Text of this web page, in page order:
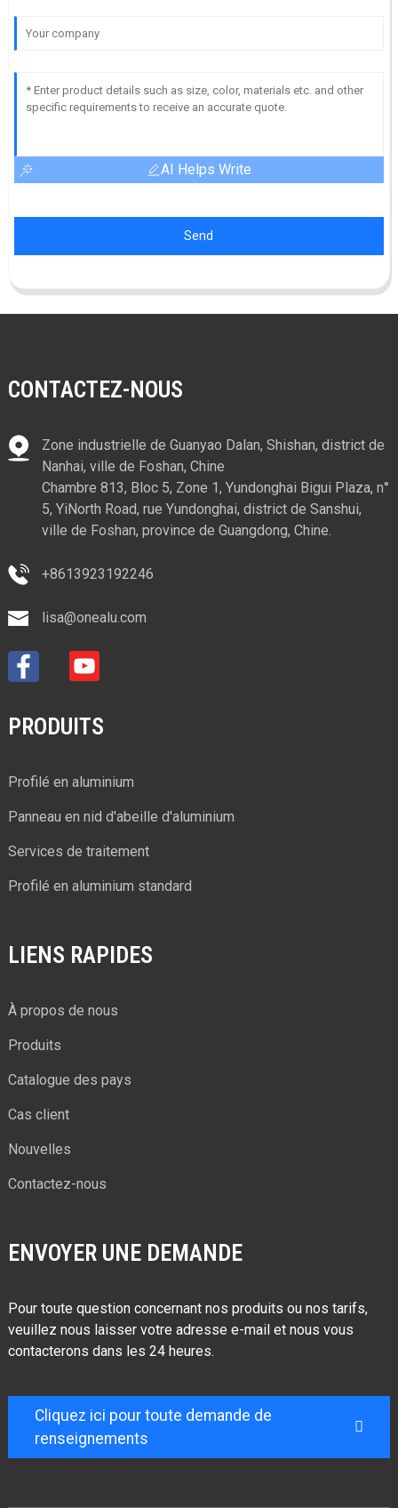
AI Helps Write
Send
CONTACTEZ-NOUS
Zone industrielle de Guanyao Dalan, Shishan, district de
Nanhai, ville de Foshan, Chine
Chambre 813, Bloc 5, Zone 1, Yundonghai Bigui Plaza, n°
5, YiNorth Road, rue Yundonghai, district de Sanshui,
ville de Foshan, province de Guangdong, Chine.
+8613923192246
lisa@onealu.com
PRODUITS
Profilé en aluminium
Panneau en nid d'abeille d'aluminium
Services de traitement
Profilé en aluminium standard
LIENS RAPIDES
À propos de nous
Produits
Catalogue des pays
Cas client
Nouvelles
Contactez-nous
ENVOYER UNE DEMANDE
Pour toute question concernant nos produits ou nos tarifs,
veuillez nous laisser votre adresse e-mail et nous vous
contacterons dans les 24 heures.
Cliquez ici pour toute demande de
renseignements